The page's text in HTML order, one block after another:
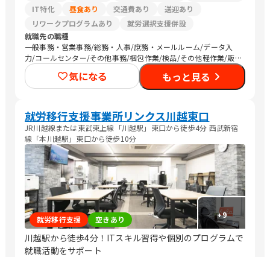
IT特化
昼食あり 交通費あり
送迎あり
リワークプログラムあり
就労選択支援併設
就職先の職種
一般事務・営業事務/総務・人事/庶務・メールルーム/データ入
力/コールセンター/その他事務/梱包作業/検品/その他軽作業/販
売スタッフ・接客/SEプログラマ/その他IT/ヘルプデスク/CADオ
ペレーター/介護職員・ヘルパー/清掃/警備/トラック運転手/その
他
気になる もっと見る
就労移行支援事業所リンクス川越東口
JR川越線または東武東上線「川越駅」東口から徒歩4分 西武新宿
線「本川越駅」東口から徒歩10分
+9
就労移行支援 空きあり
川越駅から徒歩4分！ITスキル習得や個別のプログラムで
就職活動をサポート